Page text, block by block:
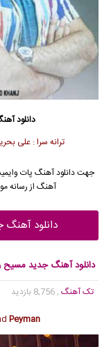
دانلود
ترانه سرا : علی
جهت دانلود آهنگ پات
آهنگ از رسانه
دانلود آهنگ
دانلود آهنگ جدید مسیح
تک آهنگ , 8,756 بازدید
Peyman